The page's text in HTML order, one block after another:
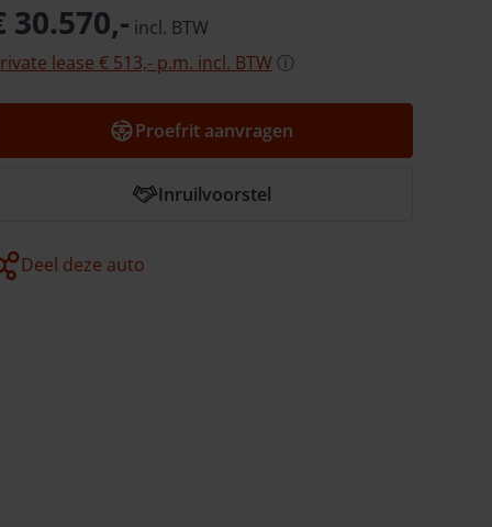
30.570,- incl. BTW
lease € 513,- p.m. incl. BTWⓘ
Proefrit aanvragen
Inruilvoorstel
Deel deze auto